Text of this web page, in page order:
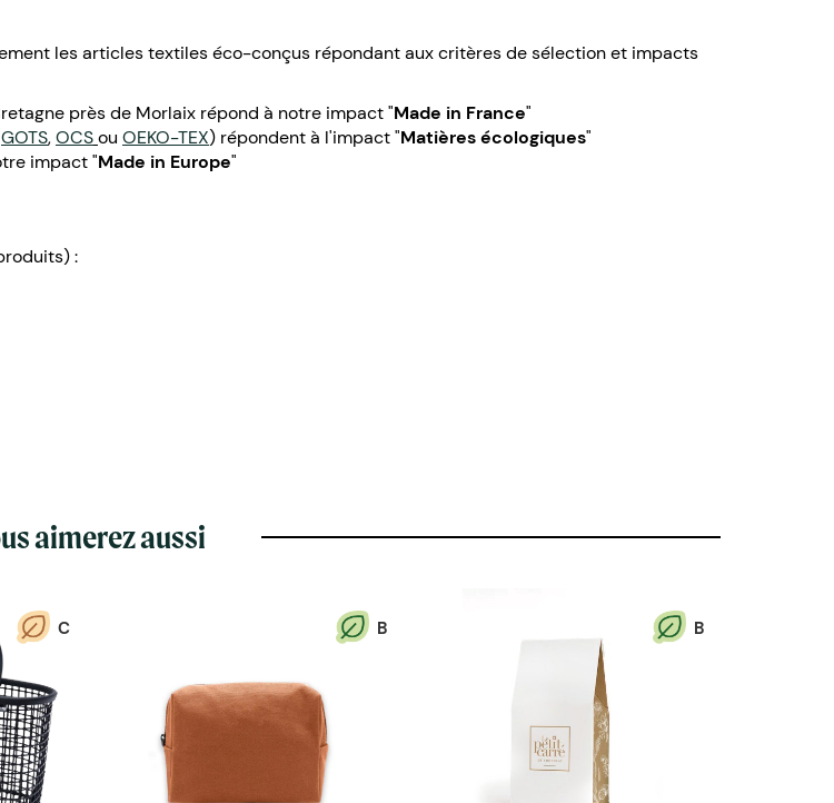
les articles textiles éco-conçus répondant aux critères de sélection et impacts
près de Morlaix répond à notre impact "Made in France"
GOTS,OCSou OEKO-TEX) répondent à l'impact "Matières écologiques"
impact "Made in Europe"
:
aimerez aussi
C B B